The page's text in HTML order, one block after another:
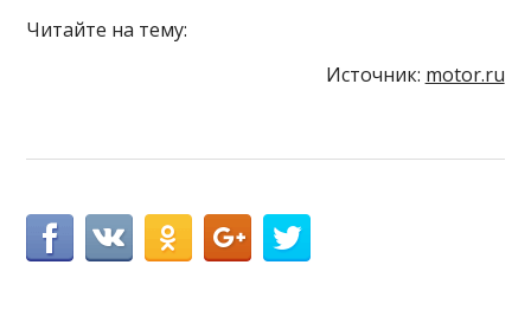
Читайте на тему:
Источник: motor.ru